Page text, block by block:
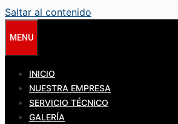
Saltar al contenido
MENU
INICIO
NUESTRA EMPRESA
SERVICIO TÉCNICO
GALERÍA